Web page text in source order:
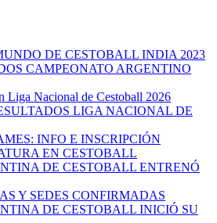
DE CESTOBALL INDIA 2023
CAMPEONATO ARGENTINO
Liga Nacional de Cestoball 2026
LIGA NACIONAL DE
INFO E INSCRIPCIÓN
EN CESTOBALL
DE CESTOBALL ENTRENÓ
Y SEDES CONFIRMADAS
DE CESTOBALL INICIÓ SU